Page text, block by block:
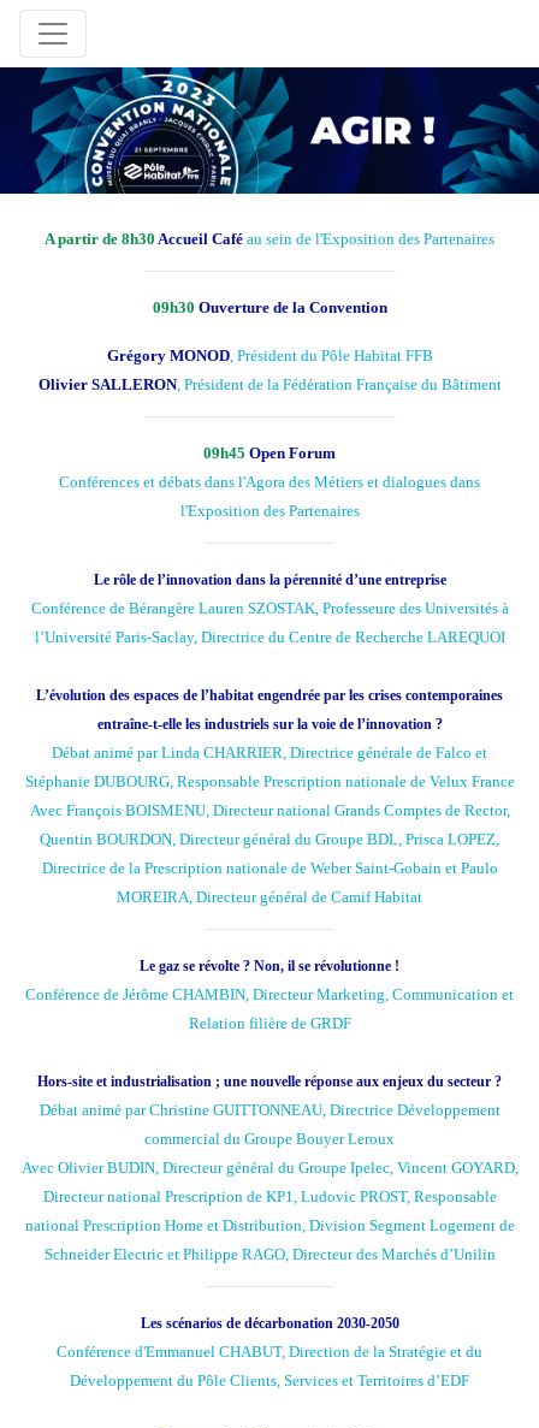
A partir de 8h30 Accueil Café au sein de l'Exposition des Partenaires
09h30 Ouverture de la Convention
Grégory MONOD, Président du Pôle Habitat FFB
Olivier SALLERON, Président de la Fédération Française du Bâtiment
09h45 Open Forum
Conférences et débats dans l'Agora des Métiers et dialogues dans
l'Exposition des Partenaires
Le rôle de l’innovation dans la pérennité d’une entreprise
Conférence de Bérangère Lauren SZOSTAK, Professeure des Universités à
l’Université Paris-Saclay, Directrice du Centre de Recherche LAREQUOI
L’évolution des espaces de l’habitat engendrée par les crises contemporaines
entraîne-t-elle les industriels sur la voie de l’innovation ?
Débat animé par Linda CHARRIER, Directrice générale de Falco et
Stéphanie DUBOURG, Responsable Prescription nationale de Velux France
Avec François BOISMENU, Directeur national Grands Comptes de Rector,
Quentin BOURDON, Directeur général du Groupe BDL, Prisca LOPEZ,
Directrice de la Prescription nationale de Weber Saint-Gobain et Paulo
MOREIRA, Directeur général de Camif Habitat
Le gaz se révolte ? Non, il se révolutionne !
Conférence de Jérôme CHAMBIN, Directeur Marketing, Communication et
Relation filière de GRDF
Hors-site et industrialisation ; une nouvelle réponse aux enjeux du secteur ?
Débat animé par Christine GUITTONNEAU, Directrice Développement
commercial du Groupe Bouyer Leroux
Avec Olivier BUDIN, Directeur général du Groupe Ipelec, Vincent GOYARD,
Directeur national Prescription de KP1, Ludovic PROST, Responsable
national Prescription Home et Distribution, Division Segment Logement de
Schneider Electric et Philippe RAGO, Directeur des Marchés d’Unilin
Les scénarios de décarbonation 2030-2050
Conférence d'Emmanuel CHABUT, Direction de la Stratégie et du
Développement du Pôle Clients, Services et Territoires d’EDF